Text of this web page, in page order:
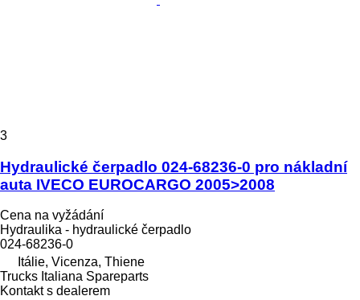
3
Hydraulické čerpadlo 024-68236-0 pro nákladní
auta IVECO EUROCARGO 2005>2008
Cena na vyžádání
Hydraulika - hydraulické čerpadlo
024-68236-0
Itálie, Vicenza, Thiene
Trucks Italiana Spareparts
Kontakt s dealerem